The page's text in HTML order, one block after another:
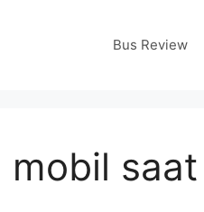
Bus Review
mobil saat